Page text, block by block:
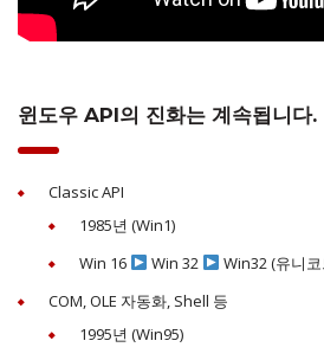
윈도우 API의 진화는 계속됩니다.
Classic API
1985년 (Win1)
Win 16
Win 32 Win32 (유니
COM, OLE 자동화, Shell 등
1995년 (Win95)